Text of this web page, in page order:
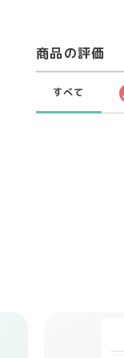
商品の評価
すべて